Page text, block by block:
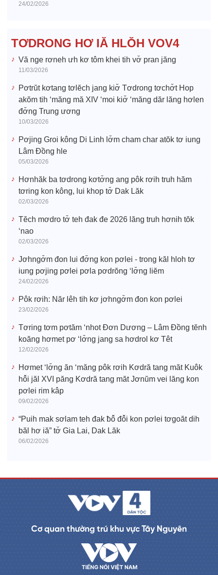
e
o
24/02/2026
TƠDRONG HƠ IĂ HLŎH VOV4
Vă nge rơneh ưh kơ tôm khei tih vơ̆ pran jăng
11/03/2026
Pơtrŭt kơtang tơlĕch jang kiơ̆ Tơdrong tơchơ̆t Hop
akŏm tih ‘măng mă XIV ‘moi kiơ̆ ‘măng dăr lăng hơlen
đơ̆ng Trung ương
10/03/2026
Pơjing Groi kông Di Linh lơ̆m cham char atŏk tơ iung
Lâm Đồng hle
05/03/2026
Hơnhăk ba tơdrong kơtơ̆ng ang pôk rơih truh hăm
tơring kon kông, lui khop tơ̆ Dak Lăk
02/03/2026
Tĕch mơdro tơ̆ teh đak đe 2026 lăng truh hơnih tŏk
‘nao
02/03/2026
Jơhngơ̆m đon lui đơ̆ng kon pơlei - trong kăl hloh tơ
iung pơjing pơlei pơla pơdrŏng ‘lơ̆ng liĕm
24/02/2026
Pôk rơih: Năr lêh tih kơ jơhngơ̆m đon kon pơlei
23/02/2026
Tơring tơm pơtăm ‘nhot Đơn Dương – Lâm Đồng tĕnh
koăng hơmet pơ ‘lơ̆ng jang sa hơdrol kơ Têt
12/02/2026
Hơmet ‘lơ̆ng ăn ‘măng pôk rơih Kơdră tang măt Kuôk
hô̆i jăl XVI păng Kơdră tang măt Jơnŭm vei lăng kon
pơlei rim kâp
09/02/2026
“Puih mak sơlam teh đak ƀô̆ đô̆i kon pơlei tơgoăt dih
băl hơ iă” tơ̆ Gia Lai, Dak Lăk
06/02/2026
Cơ quan thường trú khu vực Tây Nguyên